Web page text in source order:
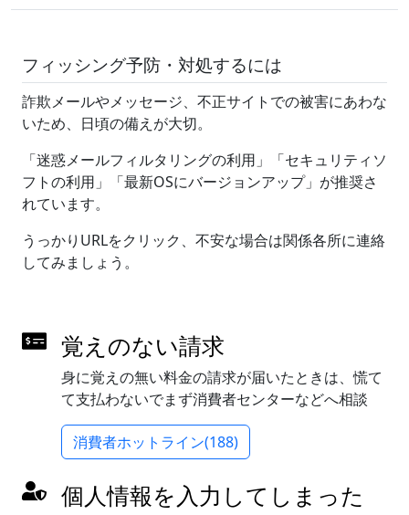
フィッシング予防・対処するには
詐欺メールやメッセージ、不正サイトでの被害にあわな
いため、日頃の備えが大切。
「迷惑メールフィルタリングの利用」「セキュリティソ
フトの利用」「最新OSにバージョンアップ」が推奨さ
れています。
うっかりURLをクリック、不安な場合は関係各所に連絡
してみましょう。
覚えのない請求
身に覚えの無い料金の請求が届いたときは、慌て
て支払わないでまず消費者センターなどへ相談
消費者ホットライン(188)
個人情報を入力してしまった